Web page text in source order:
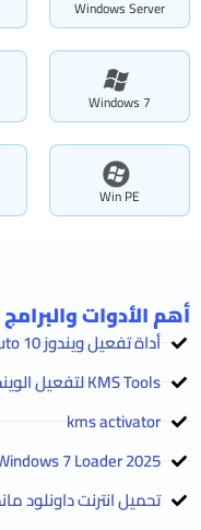
Windows Server
Windows 7
Win PE
أهم الأدوات والبرامج
أداة تفعيل ويندوز 10 kmsauto
KMS Tools لتفعيل الويندوز والأوفيس
kms activator
2025 Windows 7 Loader
تحميل انترنت داونلود مانجر